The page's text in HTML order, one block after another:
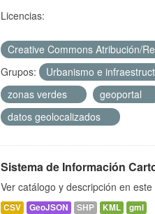
Licencias:
Creative Commons Atribución/
Grupos:
Urbanismo e
zonas verdes
geoportal
datos geolocalizados
Sistema de Información
Ver catálogo y descripción en
CSV GeoJSON SHP KML gml